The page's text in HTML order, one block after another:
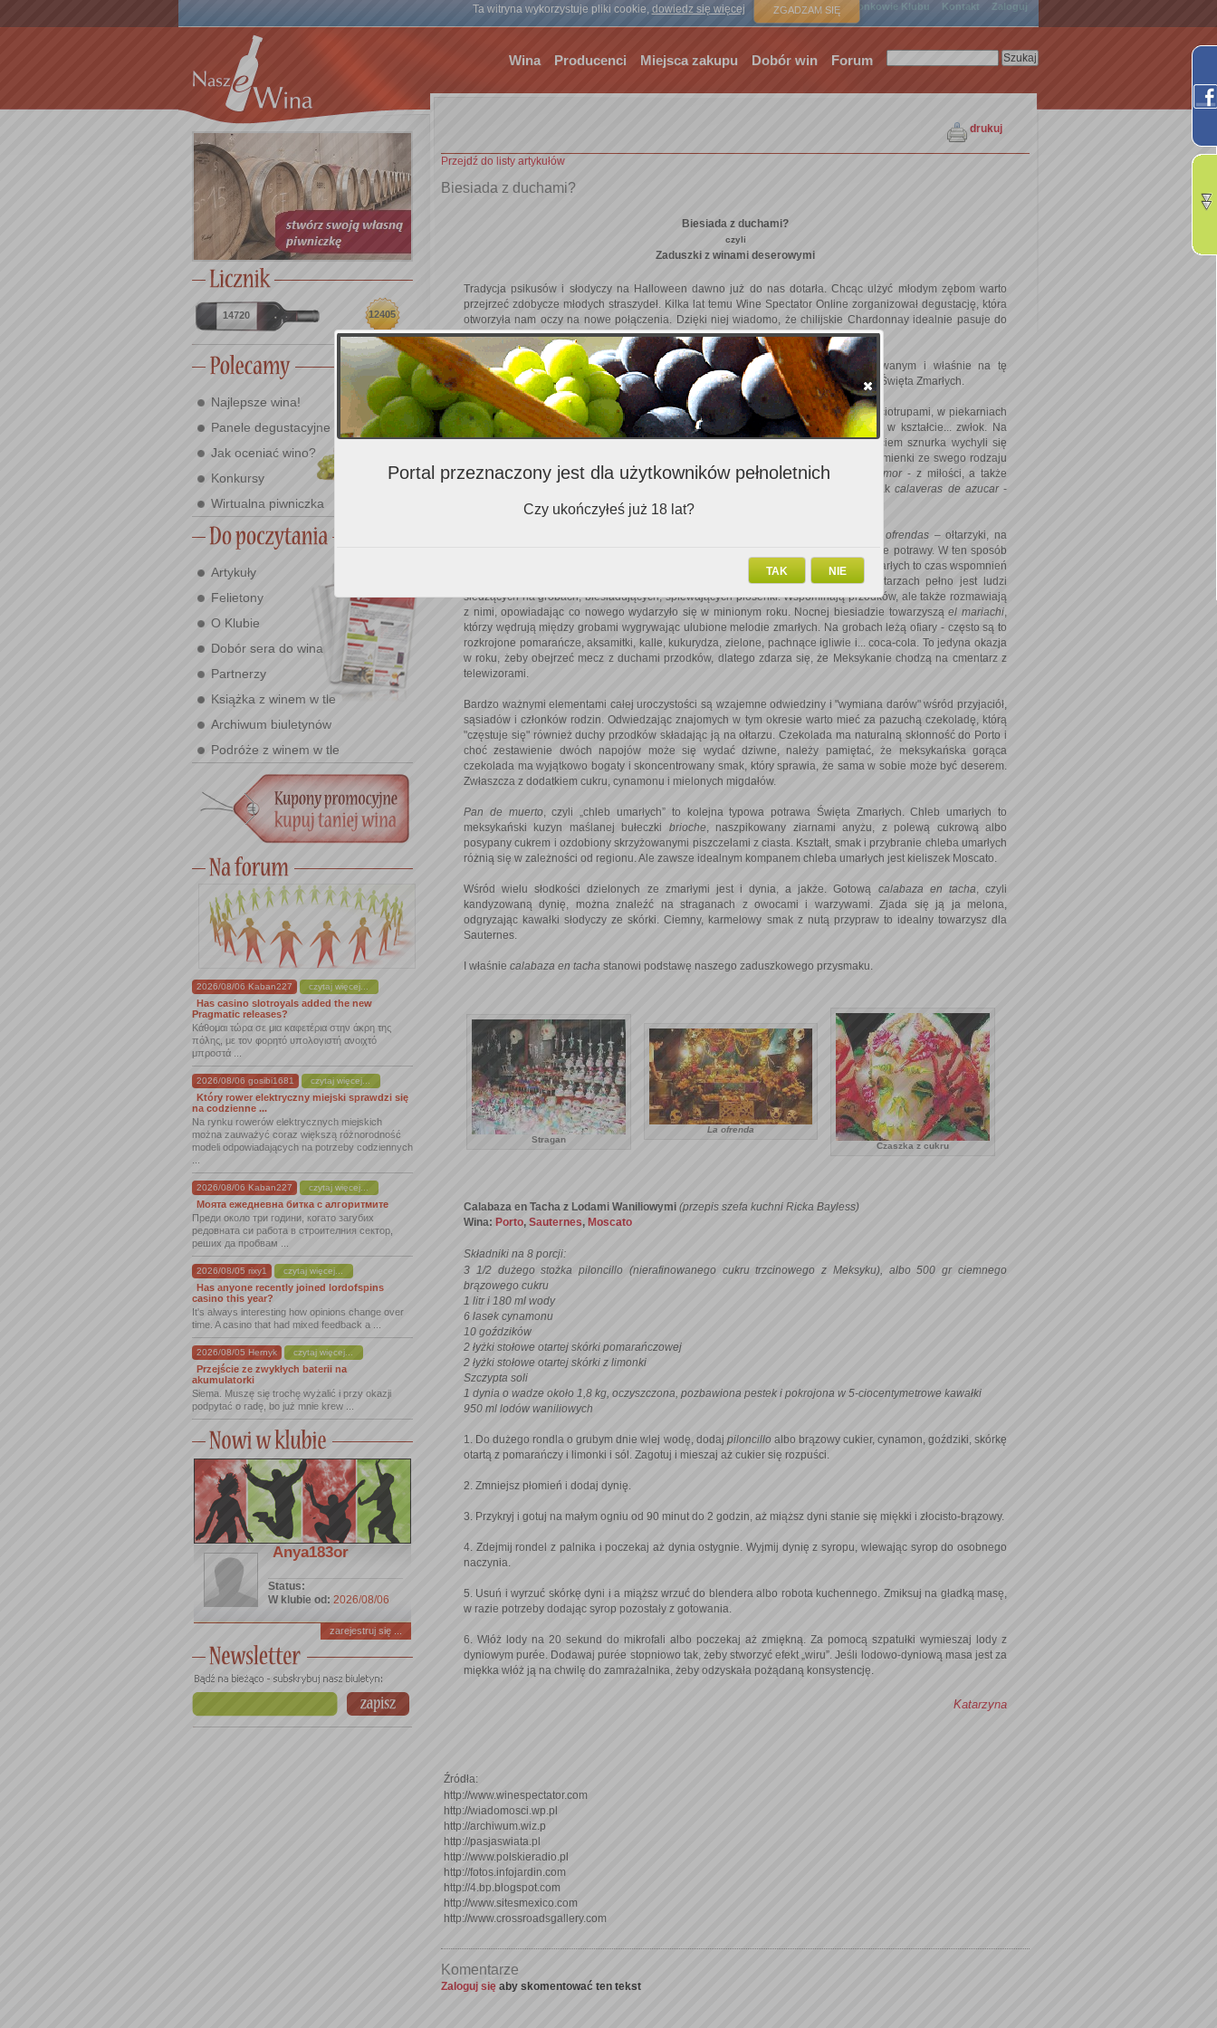
Ta witryna wykorzystuje pliki cookie, dowiedz się więcej ZGADZAM SIĘ
Strona główna Członkowie Klubu Kontakt Zaloguj
Wina Producenci Miejsca zakupu Dobór win Forum
14720 12405
Najlepsze wina!
Panele degustacyjne
Jak oceniać wino?
Konkursy
Wirtualna piwniczka
Artykuły
Felietony
O Klubie
Dobór sera do wina
Partnerzy
Książka z winem w tle
Archiwum biuletynów
Podróże z winem w tle
2026/08/06 Kaban227 czytaj więcej...
Has casino slotroyals added the new
Pragmatic releases?
Κάθομαι τώρα σε μια καφετέρια στην άκρη της
πόλης, με τον φορητό υπολογιστή ανοιχτό
μπροστά ...
2026/08/06 gosibi1681 czytaj więcej...
Który rower elektryczny miejski sprawdzi się
na codzienne ...
Na rynku rowerów elektrycznych miejskich
można zauważyć coraz większą różnorodność
modeli odpowiadających na potrzeby codziennych
2026/08/06 Kaban227 czytaj więcej...
Моята ежедневна битка с алгоритмите
Преди около три години, когато загубих
редовната си работа в строителния сектор,
реших да пробвам ...
2026/08/05 rixy1 czytaj więcej...
Has anyone recently joined lordofspins
casino this year?
It's always interesting how opinions change over
time. A casino that had mixed feedback a ...
2026/08/05 Hernyk czytaj więcej...
Przejście ze zwykłych baterii na
akumulatorki
Siema. Muszę się trochę wyżalić i przy okazji
podpytać o radę, bo już mnie krew ...
Anya183or
Status:
W klubie od: 2026/08/06
zarejestruj się ...
drukuj
Przejdź do listy artykułów
Biesiada z duchami?
Biesiada z duchami?
czyli
Zaduszki z winami deserowymi
Tradycja psikusów i słodyczy na Halloween dawno już do nas dotarła. Chcąc ulżyć młodym zębom warto
przejrzeć zdobycze młodych straszydeł. Kilka lat temu Wine Spectator Online zorganizował degustację, która
otworzyła nam oczy na nowe połączenia. Dzięki niej wiadomo, że chilijskie Chardonnay idealnie pasuje do
batona Mars, a dziesięcioletnia Madera NV do Snickersa.
W końcu jednak wyrobione podniebienie zatęskni za czymś bardziej wyrafinowanym i właśnie na tę
okoliczność przygotowaliśmy przepis na deser zainspirowany meksykańską tradycją Święta Zmarłych.
W Meksyku przed Świętem Zmarłych wystawy i wnętrza sklepów zapełniają się kościotrupami, w piekarniach
piętrzy się pan de muerto- "chleb umarłych", a w cukierniach pojawiają się torty w kształcie... zwłok. Na
straganach roi się od osobliwych zabawek: a to trumienka, z której za pociągnięciem sznurka wychyli się
nieboszczyk, rozmaitej wielkości kościotrupy i zwłoki z masy papierowej, otwarte trumienki ze swego rodzaju
"aktem zgonu", głoszącym, że nieboszczyk zmarłde vicio- z rozpusty albo de amor- z miłości, a także
papierowe i gumowe maski trupów w stanie rozkładu. Najpopularniejsze są jednakcalaveras de azucar-
barwne cukrowe trupie czaszki.
Z okazji Święta Zmarłych na wystawach, w domach, biurach domu pojawiają sięofrendas – ołtarzyki, na
których stawia się kwiaty, amulety, ulubione przysmaki i napoje zmarłego i tradycyjne potrawy. W ten sposób
przodkowie na jakiś czas znowu stają się częścią rodzinnej codzienności. Święto Zmarłych to czas wspomnień
i hucznych zabaw, w których udział biorą zarówno żywi jak i umarli. Na cmentarzach pełno jest ludzi
siedzących na grobach, biesiadujących, śpiewających piosenki. Wspominają przodków, ale także rozmawiają
z nimi, opowiadając co nowego wydarzyło się w minionym roku. Nocnej biesiadzie towarzysząel mariachi,
którzy wędrują między grobami wygrywając ulubione melodie zmarłych. Na grobach leżą ofiary - często są to
rozkrojone pomarańcze, aksamitki, kalle, kukurydza, zielone, pachnące igliwie i... coca-cola. To jedyna okazja
w roku, żeby obejrzeć mecz z duchami przodków, dlatego zdarza się, że Meksykanie chodzą na cmentarz z
telewizorami.
Bardzo ważnymi elementami całej uroczystości są wzajemne odwiedziny i "wymiana darów" wśród przyjaciół,
sąsiadów i członków rodzin. Odwiedzając znajomych w tym okresie warto mieć za pazuchą czekoladę, którą
"częstuje się" również duchy przodków składając ją na ołtarzu. Czekolada ma naturalną skłonność do Porto i
choć zestawienie dwóch napojów może się wydać dziwne, należy pamiętać, że meksykańska gorąca
czekolada ma wyjątkowo bogaty i skoncentrowany smak, który sprawia, że sama w sobie może być deserem.
Zwłaszcza z dodatkiem cukru, cynamonu i mielonych migdałów.
Pan de muerto, czyli „chleb umarłych” to kolejna typowa potrawa Święta Zmarłych. Chleb umarłych to
meksykański kuzyn maślanej bułeczki brioche, naszpikowany ziarnami anyżu, z polewą cukrową albo
posypany cukrem i ozdobiony skrzyżowanymi piszczelami z ciasta. Kształt, smak i przybranie chleba umarłych
różnią się w zależności od regionu. Ale zawsze idealnym kompanem chleba umarłych jest kieliszek Moscato.
Wśród wielu słodkości dzielonych ze zmarłymi jest i dynia, a jakże. Gotową calabaza en tacha, czyli
kandyzowaną dynię, można znaleźć na straganach z owocami i warzywami. Zjada się ją ja melona,
odgryzając kawałki słodyczy ze skórki. Ciemny, karmelowy smak z nutą przypraw to idealny towarzysz dla
Sauternes.
I właśnie calabaza en tacha stanowi podstawę naszego zaduszkowego przysmaku.
Stragan
La ofrenda
Czaszka z cukru
Calabaza en Tacha z Lodami Waniliowymi (przepis szefa kuchni Ricka Bayless)
Wina: Porto, Sauternes, Moscato
Składniki na 8 porcji:
3 1/2 dużego stożka piloncillo (nierafinowanego cukru trzcinowego z Meksyku), albo 500 gr ciemnego
brązowego cukru
1 litr i 180 ml wody
6 lasek cynamonu
10 goździków
2 łyżki stołowe otartej skórki pomarańczowej
2 łyżki stołowe otartej skórki z limonki
Szczypta soli
1 dynia o wadze około 1,8 kg, oczyszczona, pozbawiona pestek i pokrojona w 5-ciocentymetrowe kawałki
950 ml lodów waniliowych
1. Do dużego rondla o grubym dnie wlej wodę, dodaj piloncillo albo brązowy cukier, cynamon, goździki, skórkę
otartą z pomarańczy i limonki i sól. Zagotuj i mieszaj aż cukier się rozpuści.
2. Zmniejsz płomień i dodaj dynię.
3. Przykryj i gotuj na małym ogniu od 90 minut do 2 godzin, aż miąższ dyni stanie się miękki i złocisto-brązowy.
4. Zdejmij rondel z palnika i poczekaj aż dynia ostygnie. Wyjmij dynię z syropu, wlewając syrop do osobnego
naczynia.
5. Usuń i wyrzuć skórkę dyni i a miąższ wrzuć do blendera albo robota kuchennego. Zmiksuj na gładką masę,
w razie potrzeby dodając syrop pozostały z gotowania.
6. Włóż lody na 20 sekund do mikrofali albo poczekaj aż zmiękną. Za pomocą szpatułki wymieszaj lody z
dyniowym purée. Dodawaj purée stopniowo tak, żeby stworzyć efekt „wiru”. Jeśli lodowo-dyniową masa jest za
miękka włóż ją na chwilę do zamrażalnika, żeby odzyskała pożądaną konsystencję.
Katarzyna
Źródła:
http://www.winespectator.com
http://wiadomosci.wp.pl
http://archiwum.wiz.p
http://pasjaswiata.pl
http://www.polskieradio.pl
http://fotos.infojardin.com
http://4.bp.blogspot.com
http://www.sitesmexico.com
http://www.crossroadsgallery.com
Komentarze
Zaloguj się aby skomentować ten tekst
Portal przeznaczony jest dla użytkowników pełnoletnich
Czy ukończyłeś już 18 lat?
NIE
TAK